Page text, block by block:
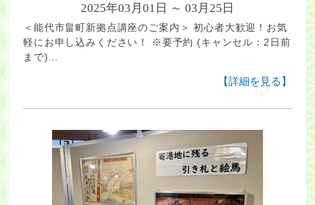
2025年03月01日 ～ 03月25日
＜能代市畠町新拠点講座のご案内＞ 初心者大歓迎！お気
軽にお申し込みください！ ※要予約 (キャンセル：2日前
まで)...
【詳細を見る】